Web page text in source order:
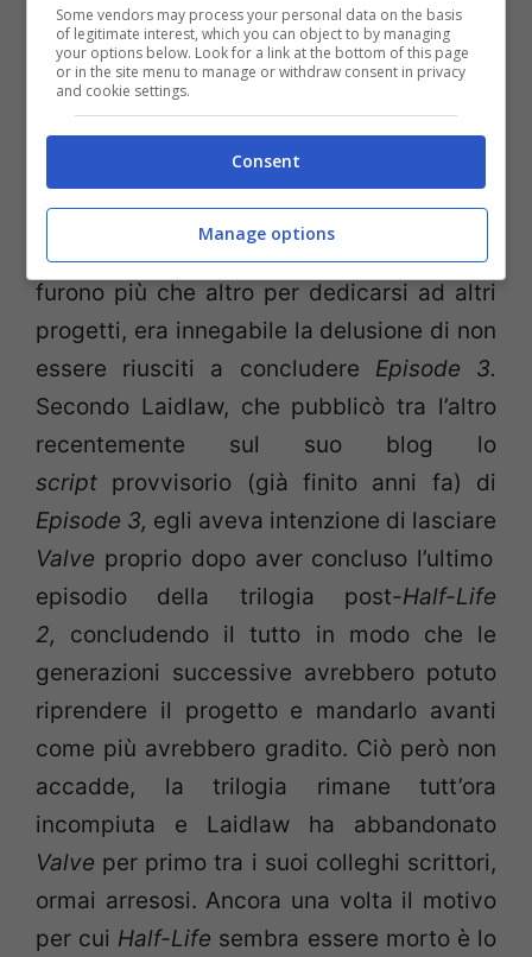
Laidlaw, Chet Faliszek ed Eric Wolpaw, che
hanno lavorato alloscriptdi ogni capitolo
della saga fin dal primo,
abbandonatoValvenel corso degli ultimi
due anni
. Ciascuno di loro ha rilasciato
interviste, affermando che, anche se i
motivi per cui abbandonarono l’azienda
furono più che altro per dedicarsi ad altri
progetti, era innegabile la delusione di non
essere riusciti a concludere Episode 3.
Secondo Laidlaw, che pubblicò tra l’altro
recentemente sul suo blog lo
script provvisorio (già finito anni fa) di
Episode 3, egli aveva intenzione di lasciare
Valve proprio dopo aver concluso l’ultimo
episodio della trilogia post-Half-Life
2, concludendo il tutto in modo che le
generazioni successive avrebbero potuto
riprendere il progetto e mandarlo avanti
come più avrebbero gradito. Ciò però non
accadde, la trilogia rimane tutt’ora
incompiuta e Laidlaw ha abbandonato
Valve per primo tra i suoi colleghi scrittori,
ormai arresosi. Ancora una volta il motivo
per cui Half-Life sembra essere morto è lo
Some vendors may process your personal data on the basis
of legitimate interest, which you can object to by managing
your options below. Look for a link at the bottom of this page
or in the site menu to manage or withdraw consent in privacy
and cookie settings.
Consent
Manage options